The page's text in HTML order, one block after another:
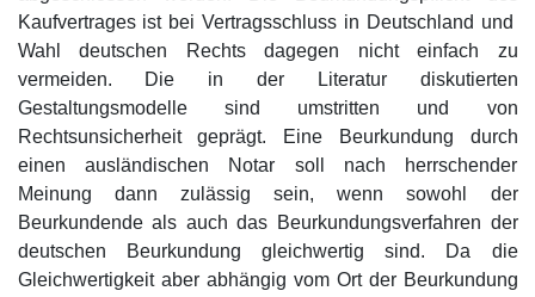
Kaufvertrages ist bei Vertragsschluss in Deutschland und
Wahl deutschen Rechts dagegen nicht einfach zu
vermeiden. Die in der Literatur diskutierten
Gestaltungsmodelle sind umstritten und von
Rechtsunsicherheit geprägt. Eine Beurkundung durch
einen ausländischen Notar soll nach herrschender
Meinung dann zulässig sein, wenn sowohl der
Beurkundende als auch das Beurkundungsverfahren der
deutschen Beurkundung gleichwertig sind. Da die
Gleichwertigkeit aber abhängig vom Ort der Beurkundung